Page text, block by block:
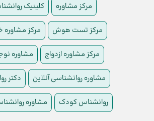
مرکز مشاوره کلینیک
مرکز تست هوش مرکز مشاوره
مرکز مشاوره ازدواج مشاوره
مشاوره روانشناسی آنلاین دکتر
روانشناس کودک مشاوره